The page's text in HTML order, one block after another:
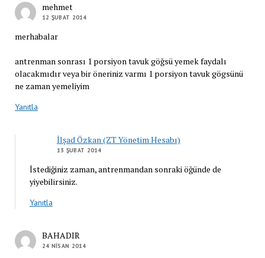
mehmet
12 ŞUBAT 2014
merhabalar
antrenman sonrası 1 porsiyon tavuk göğsü yemek faydalı
olacakmıdır veya bir öneriniz varmı 1 porsiyon tavuk gögsünü
ne zaman yemeliyim
Yanıtla
İlşad Özkan (ZT Yönetim Hesabı)
13 ŞUBAT 2014
İstediğiniz zaman, antrenmandan sonraki öğünde de
yiyebilirsiniz.
Yanıtla
BAHADIR
24 NISAN 2014